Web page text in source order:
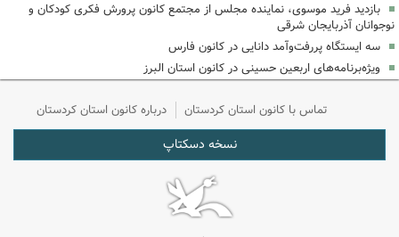
بازدید فرید موسوی، نماینده مجلس از مجتمع کانون پرورش فکری کودکان و
نوجوانان آذربایجان شرقی
سه ایستگاه پررفت‌وآمد دانایی در کانون فارس
ویژه‌برنامه‌های اربعین حسینی در کانون استان البرز
تماس با کانون استان کردستان درباره کانون استان کردستان
نسخه دسکتاپ